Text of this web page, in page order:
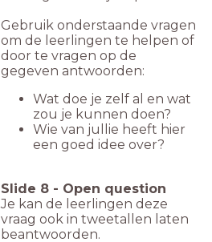
Gebruik onderstaande vragen
om de leerlingen te helpen of
door te vragen op de
gegeven antwoorden:
Wat doe je zelf al en wat
zou je kunnen doen?
Wie van jullie heeft hier
een goed idee over?
Slide 8 - Open question
Je kan de leerlingen deze
vraag ook in tweetallen laten
beantwoorden.